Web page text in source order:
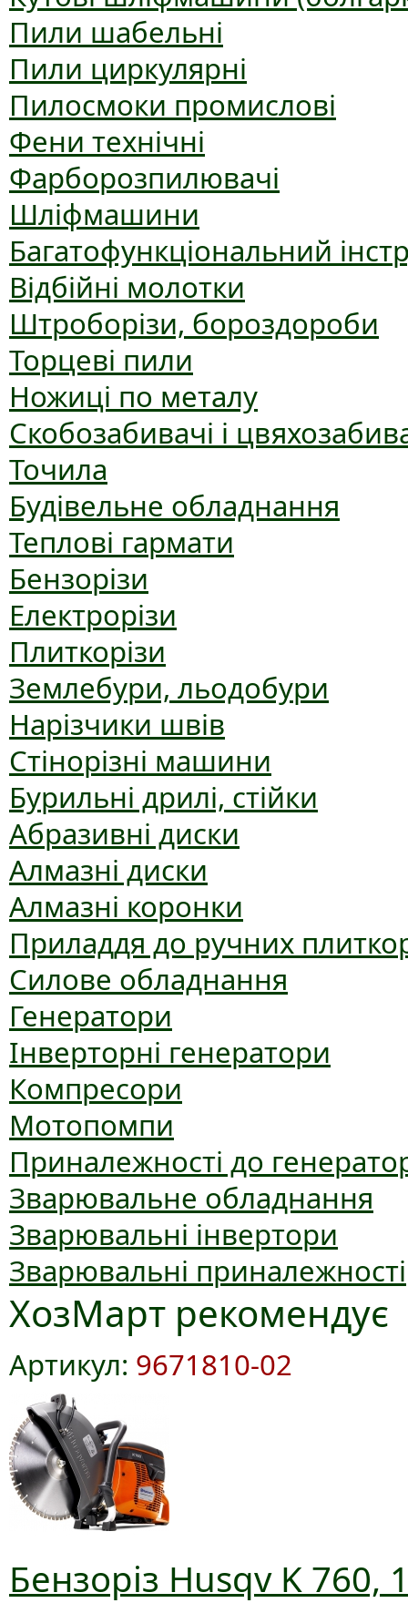
Пили шабельні
Пили циркулярні
Пилосмоки промислові
Фени технічні
Фарборозпилювачі
Шліфмашини
Багатофункціональний
Відбійні молотки
Штроборізи, бороздороби
Торцеві пили
Ножиці по металу
Скобозабивачі і
Точила
Будівельне обладнання
Теплові гармати
Бензорізи
Електрорізи
Плиткорізи
Землебури, льодобури
Нарізчики швів
Стінорізні машини
Бурильні дрилі, стійки
Абразивні диски
Алмазні диски
Алмазні коронки
Приладдя до ручних
Силове обладнання
Генератори
Інверторні генератори
Компресори
Мотопомпи
Приналежності до
Зварювальне обладнання
Зварювальні інвертори
Зварювальні приналежності
ХозМарт рекомендує
Артикул: 9671810-02
Бензоріз Husqv K 760,